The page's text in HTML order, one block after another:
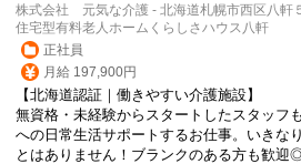
株式会社 元気な介護 - 北海道札幌市西区八軒
住宅型有料老人ホームくらしさハウス八軒
正社員
月給 197,900円
【北海道認証｜働きやすい介護施設】
無資格・未経験からスタートしたスタッフ
への日常生活サポートするお仕事。いきな
とはありません！ブランクのある方も歓迎